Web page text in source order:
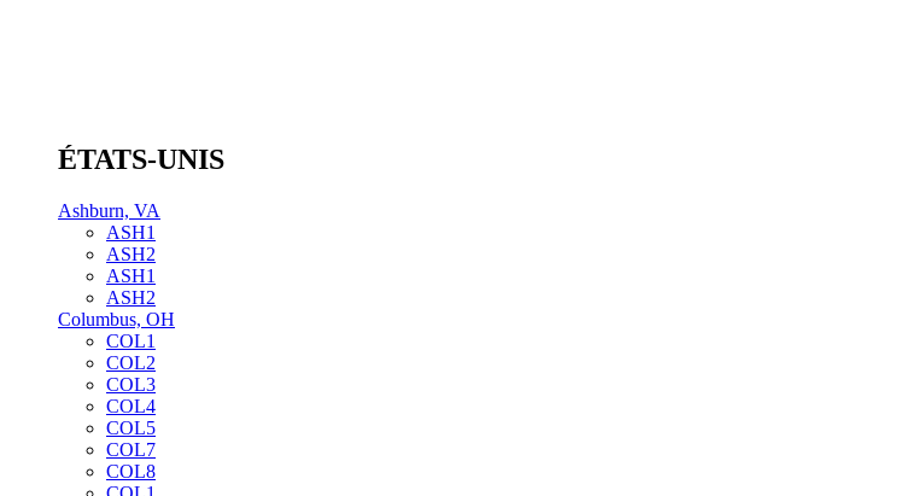
ÉTATS-UNIS
Ashburn, VA
ASH1
ASH2
ASH1
ASH2
Columbus, OH
COL1
COL2
COL3
COL4
COL5
COL7
COL8